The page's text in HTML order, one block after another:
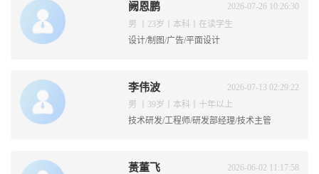
阙恩鹏
2026-07-26 10:26:30
男 丨23岁丨本科丨在读学生
设计/制图/广告/平面设计
李伟波
2026-07-13 02:29:22
男 丨39岁丨本科丨十年以上
技术研发/工程师/研发部经理/技术主管
蒉董飞
2026-06-02 11:17:58